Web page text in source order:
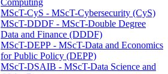
Computing
MScT-CyS - MScT-Cybersecurity (CyS)
MScT-DDDF - MScT-Double Degree
Data and Finance (DDDF)
MScT-DEPP - MScT-Data and Economics
for Public Policy (DEPP)
MScT-DSAIB - MScT-Data Science and